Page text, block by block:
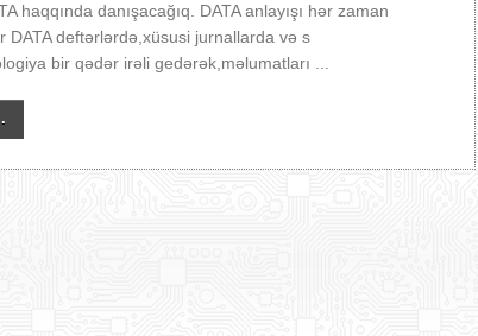
haqqında danışacağıq. DATA anlayışı hər zaman
DATA deftərlərdə,xüsusi jurnallarda və s
bir qədər irəli gedərək,məlumatları ...